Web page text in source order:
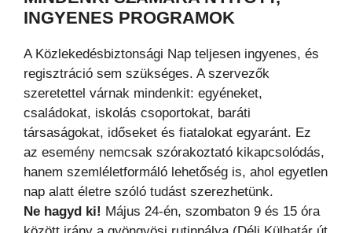
INGYENES PROGRAMOK
A Közlekedésbiztonsági Nap teljesen ingyenes, és
regisztráció sem szükséges. A szervezők
szeretettel várnak mindenkit: egyéneket,
családokat, iskolás csoportokat, baráti
társaságokat, időseket és fiatalokat egyaránt. Ez
az esemény nemcsak szórakoztató kikapcsolódás,
hanem szemléletformáló lehetőség is, ahol egyetlen
nap alatt életre szóló tudást szerezhetünk.
Ne hagyd ki! Május 24-én, szombaton 9 és 15 óra